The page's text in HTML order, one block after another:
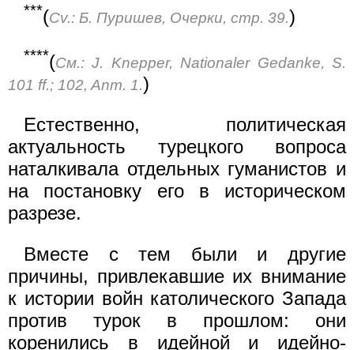
***(Сv.: Б. Пуришев, Очерки, стр. 39.)
****(См.: J. Knepper, Nationaler Gedanke, S.
101 ff.; 102, Anm. 1.)
Естественно, политическая
актуальность турецкого вопроса
наталкивала отдельных гуманистов и
на постановку его в историческом
разрезе.
Вместе с тем были и другие
причины, привлекавшие их внимание
к истории войн католического Запада
против турок в прошлом: они
коренились в идейной и идейно-